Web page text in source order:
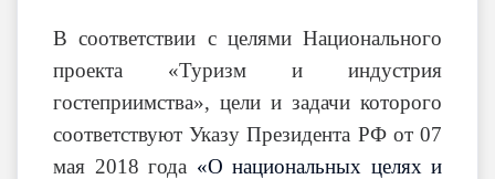
В соответствии с целями Национального
проекта «Туризм и индустрия
гостеприимства», цели и задачи которого
соответствуют Указу Президента РФ от 07
мая 2018 года «О национальных целях и